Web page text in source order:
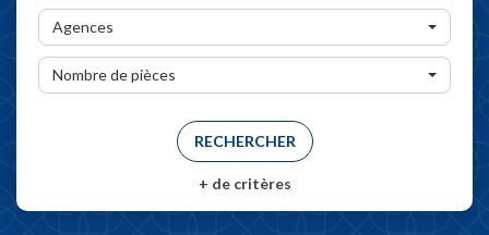
Agences
Nombre de pièces
+ de critères